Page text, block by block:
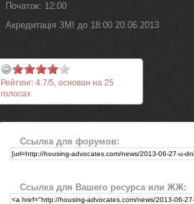
Початок: 12:00
Акредитація ЗМІ до 18:00 20.06.2013
Рейтинг: 4.7/5, основан на 25
голосах.
Ссылка для форумов:
Ссылка для Вашего ресурса или ЖЖ: